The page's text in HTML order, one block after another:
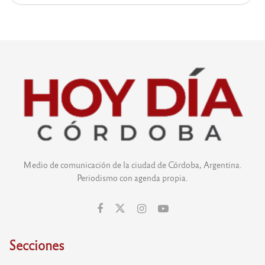
Medio de comunicación de la ciudad de Córdoba, Argentina.
Periodismo con agenda propia.
Secciones